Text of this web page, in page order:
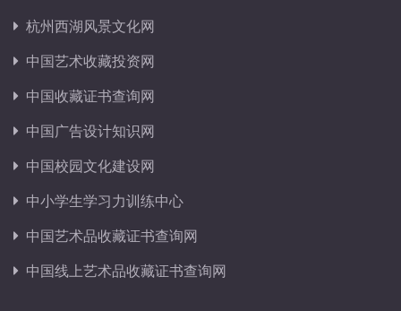
杭州西湖风景文化网
中国艺术收藏投资网
中国收藏证书查询网
中国广告设计知识网
中国校园文化建设网
中小学生学习力训练中心
中国艺术品收藏证书查询网
中国线上艺术品收藏证书查询网